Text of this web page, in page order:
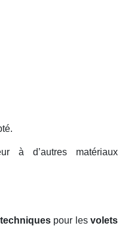
à d’autres matériaux
pour lesvolets